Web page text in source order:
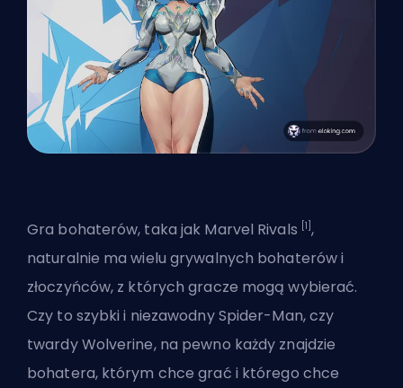
Gra bohaterów, taka jak Marvel Rivals [1] ,
naturalnie ma wielugrywalnych bohaterów i
złoczyńców, z których gracze mogą wybierać.
Czy to szybki i niezawodny Spider-Man, czy
twardy Wolverine, na pewno każdy znajdzie
bohatera, którym chce grać i którego chce